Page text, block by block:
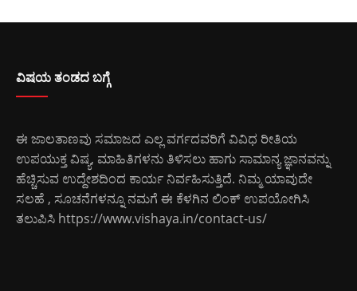
ವಿಷಯ ತಂಡದ ಬಗ್ಗೆ
ಈ ಜಾಲತಾಣವು ಸಮಾಜದ ಎಲ್ಲ ವರ್ಗದವರಿಗೆ ವಿವಿಧ ರೀತಿಯ
ಉಪಯುಕ್ತ ವಿಷ್ಯ, ಮಾಹಿತಿಗಳನು ತಿಳಿಸಲು ಹಾಗು ಸಾಮಾನ್ಯ ಜ್ಞಾನವನ್ನು
ಹೆಚ್ಚಿಸುವ ಉದ್ದೇಶದಿಂದ ಕಾರ್ಯ ನಿರ್ವಹಿಸುತ್ತಿದೆ. ನಿಮ್ಮ ಯಾವುದೇ
ಸಲಹೆ , ಸೂಚನೆಗಳನ್ನೂ ನಮಗೆ ಈ ಕೆಳಗಿನ ಲಿಂಕ್ ಉಪಯೋಗಿಸಿ
ತಲುಪಿಸಿ https://www.vishaya.in/contact-us/